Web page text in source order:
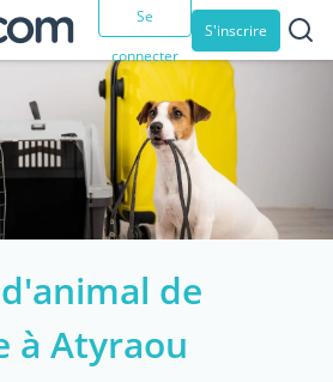
Se
connecter
S'inscrire
de
à Atyraou